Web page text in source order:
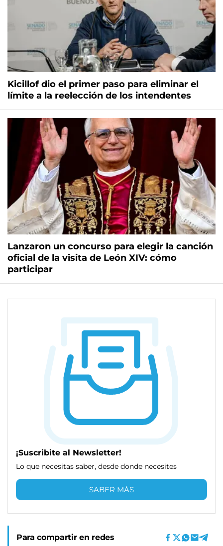
Kicillof dio el primer paso para eliminar el
límite a la reelección de los intendentes
Lanzaron un concurso para elegir la canción
oficial de la visita de León XIV: cómo
participar
¡Suscribite al Newsletter!
Lo que necesitas saber, desde donde necesites
SABER MÁS
Para compartir en redes